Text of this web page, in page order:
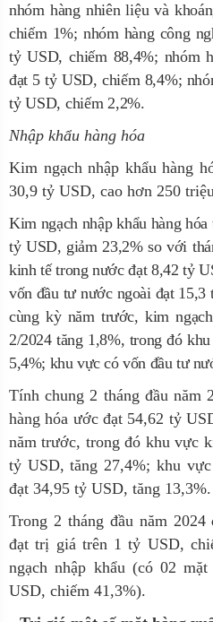
nhóm hàng nhiên liệu và
chiếm 1%; nhóm hàng công
tỷ USD, chiếm 88,4%; nhóm
đạt 5 tỷ USD, chiếm 8,4%;
tỷ USD, chiếm 2,2%.
Nhập khẩu hàng hóa
Kim ngạch nhập khẩu hàng
30,9 tỷ USD, cao hơn 250
Kim ngạch nhập khẩu hàng
tỷ USD, giảm 23,2% so với
kinh tế trong nước đạt 8,42 tỷ
vốn đầu tư nước ngoài đạt
cùng kỳ năm trước, kim
2/2024 tăng 1,8%, trong đó
5,4%; khu vực có vốn đầu tư
Tính chung 2 tháng đầu năm
hàng hóa ước đạt 54,62 tỷ
năm trước, trong đó khu vực
tỷ USD, tăng 27,4%; khu
đạt 34,95 tỷ USD, tăng 13,3%.
Trong 2 tháng đầu năm 2024
đạt trị giá trên 1 tỷ USD,
ngạch nhập khẩu (có 02
USD, chiếm 41,3%).